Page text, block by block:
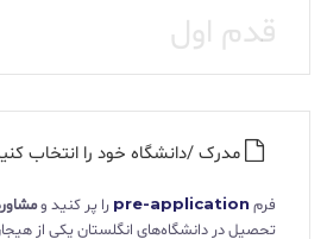
قدم اول
مدرک /دانشگاه خود را انتخاب
فرم pre-application را پر کنید و
تحصیل در دانشگاه‌های انگلستان یکی از